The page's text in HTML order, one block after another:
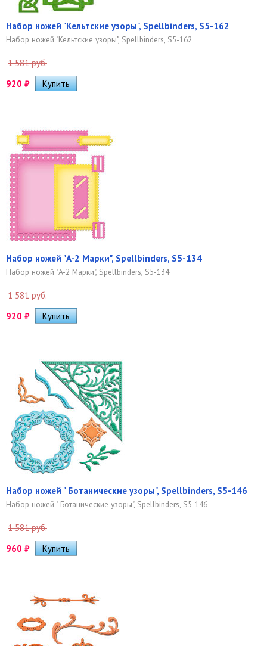
Набор ножей "Кельтские узоры", Spellbinders, S5-162
Набор ножей "Кельтские узоры", Spellbinders, S5-162
1 581 руб.
920 ₽
Набор ножей "A-2 Марки", Spellbinders, S5-134
Набор ножей "A-2 Марки", Spellbinders, S5-134
1 581 руб.
920 ₽
Набор ножей " Ботанические узоры", Spellbinders, S5-146
Набор ножей " Ботанические узоры", Spellbinders, S5-146
1 581 руб.
960 ₽